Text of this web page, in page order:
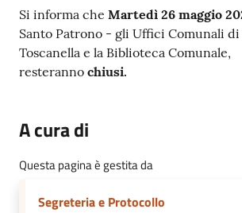
Contenuto
Si informa che Martedì 26 maggio
Santo Patrono - gli Uffici Comunali di
Toscanella e la Biblioteca Comunale,
resteranno chiusi.
A cura di
Questa pagina è gestita da
Segreteria e Protocollo